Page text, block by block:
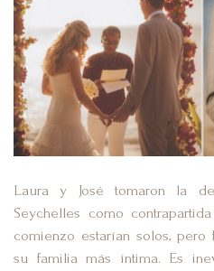
Laura y José tomaron la
Seychelles como
comienzo estarían solos, pero
su familia más íntima. Es